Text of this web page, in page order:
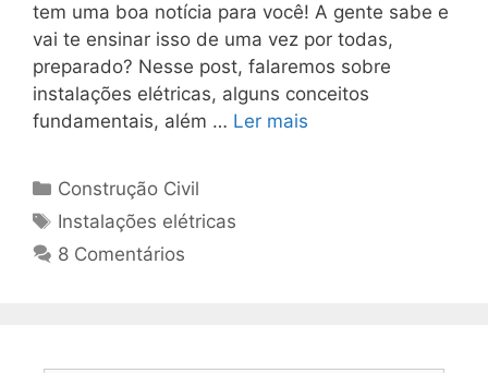
tem uma boa notícia para você! A gente sabe e
vai te ensinar isso de uma vez por todas,
preparado? Nesse post, falaremos sobre
instalações elétricas, alguns conceitos
fundamentais, além … Ler mais
Construção Civil
Instalações elétricas
8 Comentários